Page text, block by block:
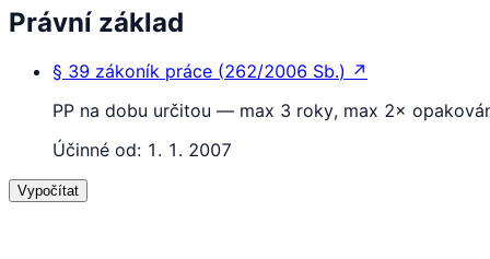
Právní základ
§ 39 zákoník práce (262/2006 Sb.) ↗
PP na dobu určitou — max 3 roky, max 2×
Účinné od: 1. 1. 2007
Vypočítat